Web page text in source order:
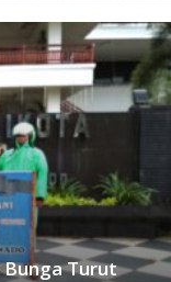
Turut